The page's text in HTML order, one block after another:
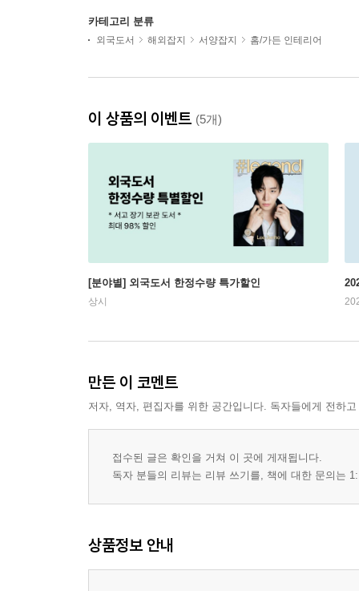
카테고리 분류
외국도서 해외잡지 서양잡지 홈/가든 인테리어
이 상품의 이벤트 (5개)
[분야별] 외국도서 한정수량 특가할인
상시
만든 이 코멘트
저자, 역자, 편집자를 위한 공간입니다. 독자들에게 전하
접수된 글은 확인을 거쳐 이 곳에 게재됩니다.
독자 분들의 리뷰는 리뷰 쓰기를, 책에 대한 문의는
상품정보 안내